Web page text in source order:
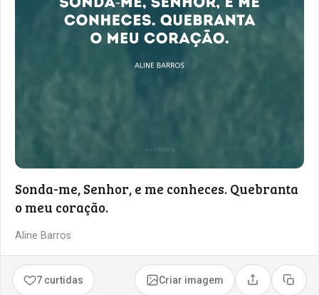
Sonda-me, Senhor, e me conheces. Quebranta
o meu coração.
Aline Barros
7 curtidas Criar imagem Compartilhar
Copiar